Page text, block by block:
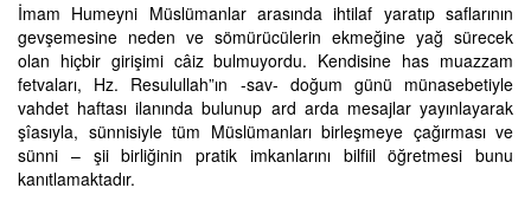
İmam Humeyni Müslümanlar arasında ihtilaf yaratıp saflarının
gevşemesine neden ve sömürücülerin ekmeğine yağ sürecek
olan hiçbir girişimi câiz bulmuyordu. Kendisine has muazzam
fetvaları, Hz. Resulullah”ın -sav- doğum günü münasebetiyle
vahdet haftası ilanında bulunup ard arda mesajlar yayınlayarak
şîasıyla, sünnisiyle tüm Müslümanları birleşmeye çağırması ve
sünni – şii birliğinin pratik imkanlarını bilfiil öğretmesi bunu
kanıtlamaktadır.